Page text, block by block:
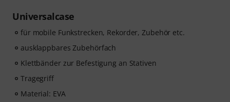
Universalcase
für mobile Funkstrecken, Rekorder, Zubehör etc.
ausklappbares Zubehörfach
Klettbänder zur Befestigung an Stativen
Tragegriff
Material: EVA